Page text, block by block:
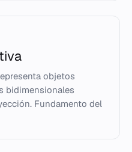
objetos
bidimensionales
Fundamento del